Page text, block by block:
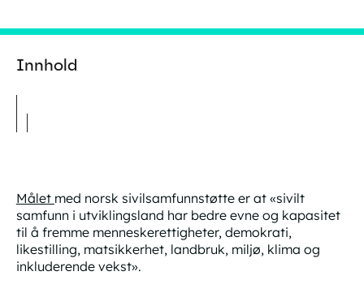
Innhold
Målet med norsk sivilsamfunnstøtte er at «sivilt
samfunn i utviklingsland har bedre evne og kapasitet
til å fremme menneskerettigheter, demokrati,
likestilling, matsikkerhet, landbruk, miljø, klima og
inkluderende vekst».